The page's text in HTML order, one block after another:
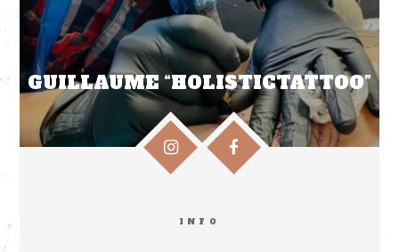
GUILLAUME “HOLISTICTATTOO”
INFO